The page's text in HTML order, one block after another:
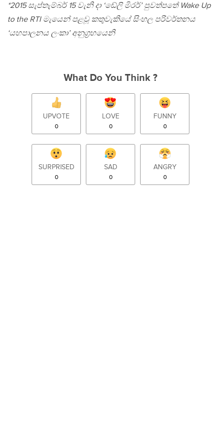
*2015 සැප්තැම්බර් 15 වැනි දා ‘ඬේලි මිරර්’ පුවත්පතේ Wake Up
to the RTI මැයෙන් පළවූ කතුවැකියේ සිංහල පරිවර්තනය
‘යහපාලනය ලංකා’ අනුග‍්‍රහයෙනි
What Do You Think ?
UPVOTE
0
LOVE
0
FUNNY
0
SURPRISED
0
SAD
0
ANGRY
0